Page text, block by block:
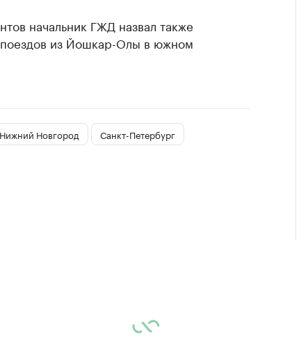
начальник ГЖД назвал также
поездов из Йошкар-Олы в южном
Нижний Новгород
Санкт-Петербург